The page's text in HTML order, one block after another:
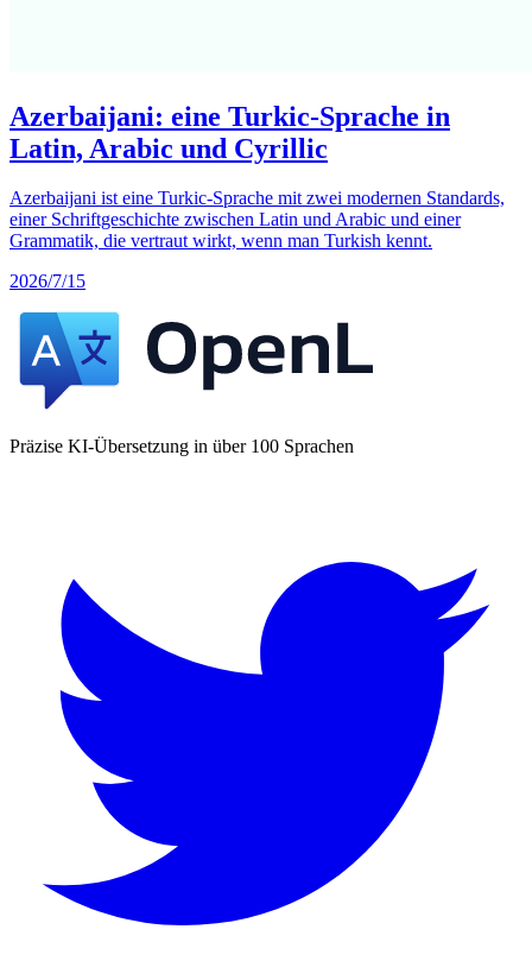
Azerbaijani: eine Turkic-Sprache in
Latin, Arabic und Cyrillic
Azerbaijani ist eine Turkic-Sprache mit zwei modernen Standards,
einer Schriftgeschichte zwischen Latin und Arabic und einer
Grammatik, die vertraut wirkt, wenn man Turkish kennt.
2026/7/15
Präzise KI-Übersetzung in über 100 Sprachen